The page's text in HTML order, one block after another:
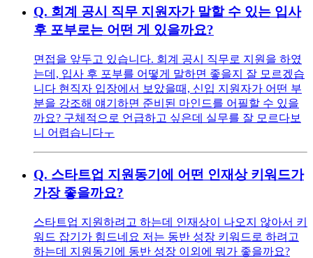
Q. 회계 공시 직무 지원자가 말할 수 있는 입사
후 포부로는 어떤 게 있을까요?
면접을 앞두고 있습니다. 회계 공시 직무로 지원을 하였
는데, 입사 후 포부를 어떻게 말하면 좋을지 잘 모르겠습
니다 현직자 입장에서 보았을때, 신입 지원자가 어떤 부
분을 강조해 얘기하면 준비된 마인드를 어필할 수 있을
까요? 구체적으로 언급하고 싶은데 실무를 잘 모르다보
니 어렵습니다ㅜ
Q. 스타트업 지원동기에 어떤 인재상 키워드가
가장 좋을까요?
스타트업 지원하려고 하는데 인재상이 나오지 않아서 키
워드 잡기가 힘드네요 저는 동반 성장 키워드로 하려고
하는데 지원동기에 동반 성장 이외에 뭐가 좋을까요?